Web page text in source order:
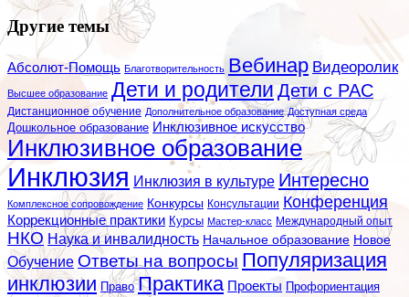
Другие темы
Абсолют-Помощь Благотворительность Вебинар Видеоролик
Высшее образование Дети и родителиДети с РАС
Дистанционное обучение Дополнительное образование Доступная среда
Дошкольное образование Инклюзивное искусство
Инклюзивное образование
Инклюзия Инклюзия в культуре Интересно
Комплексное сопровождение Конкурсы Консультации Конференция
Коррекционные практики Курсы Мастер-класс Международный опыт
НКО Наука и инвалидность Начальное образование Новое
Обучение Ответы на вопросы Популяризация
инклюзии Право Практика Проекты Профориентация